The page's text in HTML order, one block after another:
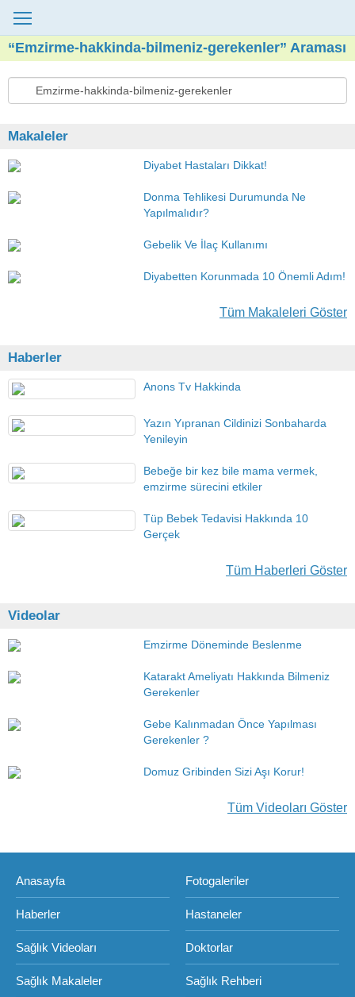
“Emzirme-hakkinda-bilmeniz-gerekenler” Araması
Makaleler
Diyabet Hastaları Dikkat!
Donma Tehlikesi Durumunda Ne
Yapılmalıdır?
Gebelik Ve İlaç Kullanımı
Diyabetten Korunmada 10 Önemli Adım!
Tüm Makaleleri Göster
Haberler
Anons Tv Hakkinda
Yazın Yıpranan Cildinizi Sonbaharda
Yenileyin
Bebeğe bir kez bile mama vermek,
emzirme sürecini etkiler
Tüp Bebek Tedavisi Hakkında 10
Gerçek
Tüm Haberleri Göster
Videolar
Emzirme Döneminde Beslenme
Katarakt Ameliyatı Hakkında Bilmeniz
Gerekenler
Gebe Kalınmadan Önce Yapılması
Gerekenler ?
Domuz Gribinden Sizi Aşı Korur!
Tüm Videoları Göster
Anasayfa Fotogaleriler
Haberler Hastaneler
Sağlık Videoları Doktorlar
Sağlık Makaleler Sağlık Rehberi